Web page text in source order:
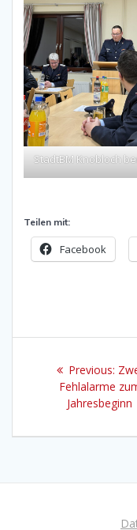
StadtBM Knobloch
Teilen mit:
Facebook
Previous:
Fehlalarme
Jahresbeginn